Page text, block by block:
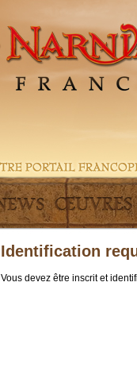
Identification
Vous devez être inscrit et